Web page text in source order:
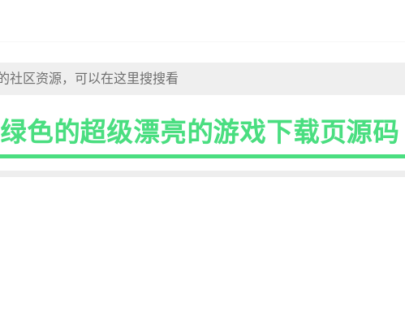
绿色的超级漂亮的游戏下载页源码